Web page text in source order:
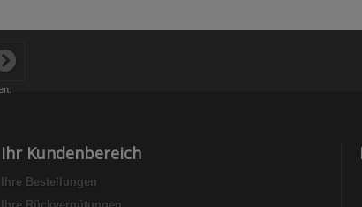
Ihr Kundenbereich
Ihre Bestellungen